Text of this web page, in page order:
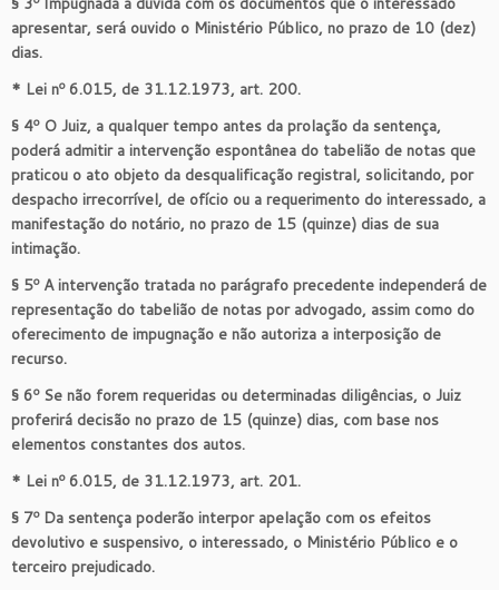
apresentar, será ouvido o Ministério Público, no prazo de 10 (dez)
dias.
* Lei nº 6.015, de 31.12.1973, art. 200.
§ 4º O Juiz, a qualquer tempo antes da prolação da sentença,
poderá admitir a intervenção espontânea do tabelião de notas que
praticou o ato objeto da desqualificação registral, solicitando, por
despacho irrecorrível, de ofício ou a requerimento do interessado, a
manifestação do notário, no prazo de 15 (quinze) dias de sua
intimação.
§ 5º A intervenção tratada no parágrafo precedente independerá de
representação do tabelião de notas por advogado, assim como do
oferecimento de impugnação e não autoriza a interposição de
recurso.
§ 6º Se não forem requeridas ou determinadas diligências, o Juiz
proferirá decisão no prazo de 15 (quinze) dias, com base nos
elementos constantes dos autos.
* Lei nº 6.015, de 31.12.1973, art. 201.
§ 7º Da sentença poderão interpor apelação com os efeitos
devolutivo e suspensivo, o interessado, o Ministério Público e o
terceiro prejudicado.